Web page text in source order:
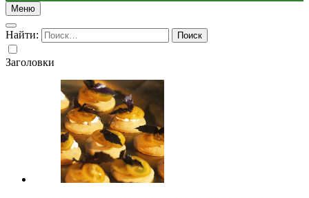
Меню
Найти:
Заголовки